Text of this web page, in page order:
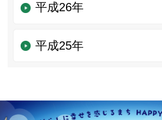
平成26年
平成25年